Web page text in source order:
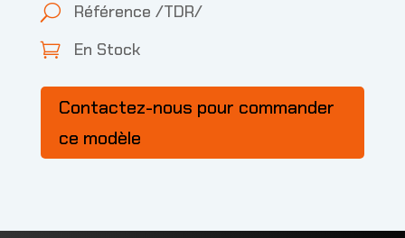
U Référence /TDR/
 En Stock
Contactez-nous pour commander
ce modèle